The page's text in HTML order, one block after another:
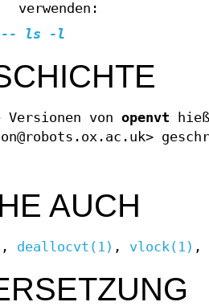
verwenden:
-- ls -l
Versionen von openvt
AUCH
, deallocvt(1) , vlock(1) ,